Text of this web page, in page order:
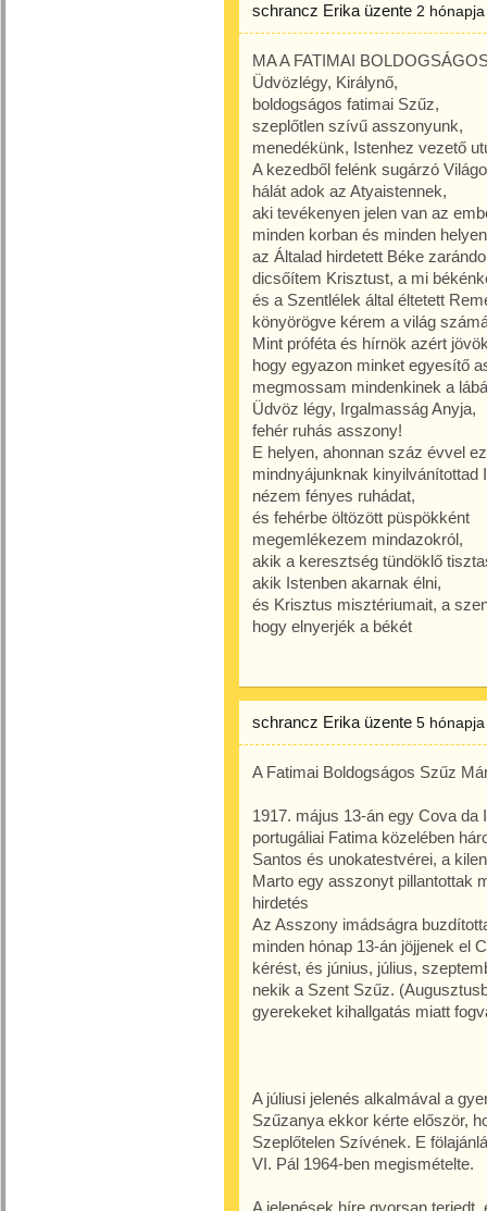
schrancz Erika üzente 2 hónapja
MA A FATIMAI
Üdvözlégy, Királynő,
boldogságos fatimai Szűz,
szeplőtlen szívű asszonyunk,
menedékünk, Istenhez vezető
A kezedből felénk sugárzó
hálát adok az Atyaistennek,
aki tevékenyen jelen van az
minden korban és minden
az Általad hirdetett Béke
dicsőítem Krisztust, a mi
és a Szentlélek által éltetett
könyörögve kérem a világ
Mint próféta és hírnök azért
hogy egyazon minket egyesítő
megmossam mindenkinek a
Üdvöz légy, Irgalmasság Anyja,
fehér ruhás asszony!
E helyen, ahonnan száz évvel
mindnyájunknak kinyilvánítottad
nézem fényes ruhádat,
és fehérbe öltözött püspökként
megemlékezem mindazokról,
akik a keresztség tündöklő
akik Istenben akarnak élni,
és Krisztus misztériumait, a
hogy elnyerjék a békét
schrancz Erika üzente 5 hónapja
A Fatimai Boldogságos Szűz
1917. május 13-án egy Cova da
portugáliai Fatima közelében
Santos és unokatestvérei, a
Marto egy asszonyt pillantottak
hirdetés
Az Asszony imádságra
minden hónap 13-án jöjjenek el
kérést, és június, július,
nekik a Szent Szűz.
gyerekeket kihallgatás miatt
A júliusi jelenés alkalmával a
Szűzanya ekkor kérte először,
Szeplőtelen Szívének. E
VI. Pál 1964-ben megismételte.
A jelenések híre gyorsan